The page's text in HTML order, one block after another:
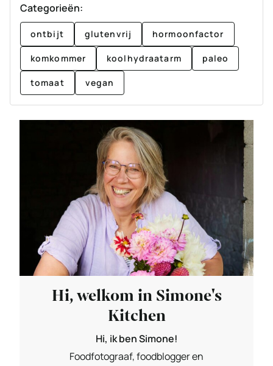
Categorieën:
ontbijt glutenvrij hormoonfactor
komkommer koolhydraatarm paleo
tomaat vegan
Hi, welkom in Simone's
Kitchen
Hi, ik ben Simone!
Foodfotograaf, foodblogger en